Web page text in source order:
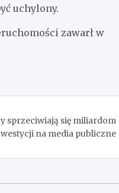
uchylony.
zawarł w
sprzeciwiają się miliardom
na media publiczne